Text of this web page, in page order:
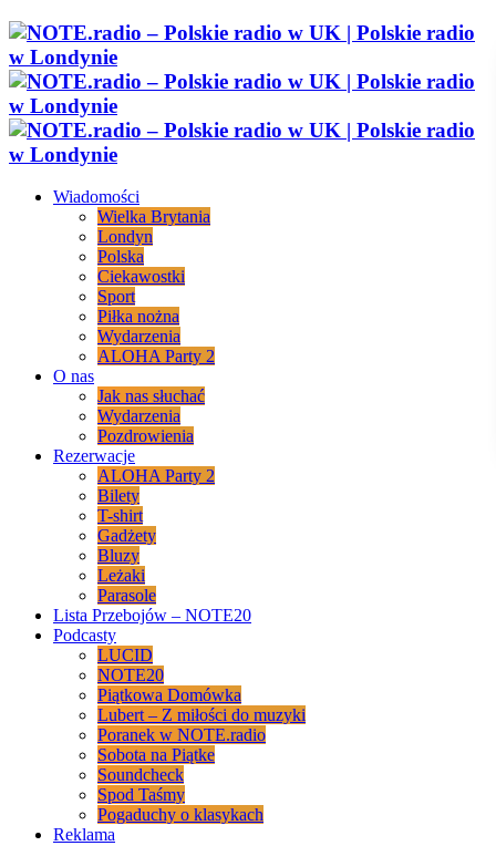
Wiadomości
Wielka Brytania
Londyn
Polska
Ciekawostki
Sport
Piłka nożna
Wydarzenia
ALOHA Party 2
O nas
Jak nas słuchać
Wydarzenia
Pozdrowienia
Rezerwacje
ALOHA Party 2
Bilety
T-shirt
Gadżety
Bluzy
Leżaki
Parasole
Lista Przebojów – NOTE20
Podcasty
LUCID
NOTE20
Piątkowa Domówka
Lubert – Z miłości do muzyki
Poranek w NOTE.radio
Sobota na Piątke
Soundcheck
Spod Taśmy
Pogaduchy o klasykach
Reklama